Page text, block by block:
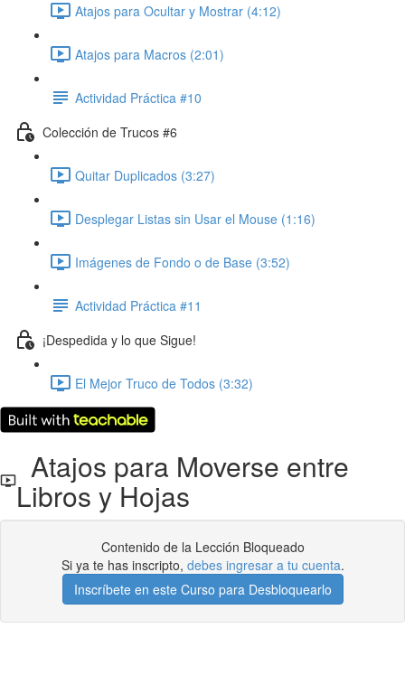
Atajos para Ocultar y Mostrar (4:12)
Atajos para Macros (2:01)
Actividad Práctica #10
Colección de Trucos #6
Quitar Duplicados (3:27)
Desplegar Listas sin Usar el Mouse (1:16)
Imágenes de Fondo o de Base (3:52)
Actividad Práctica #11
¡Despedida y lo que Sigue!
El Mejor Truco de Todos (3:32)
Atajos para Moverse entre
Libros y Hojas
Contenido de la Lección Bloqueado
Si ya te has inscripto, debes ingresar a tu cuenta.
Inscríbete en este Curso para Desbloquearlo